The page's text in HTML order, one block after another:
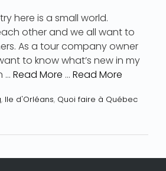
here is a small world.
other and we all want to
As a tour company owner
to know what’s new in my
… Read More … Read More
, Ile d'Orléans, Quoi faire à Québec